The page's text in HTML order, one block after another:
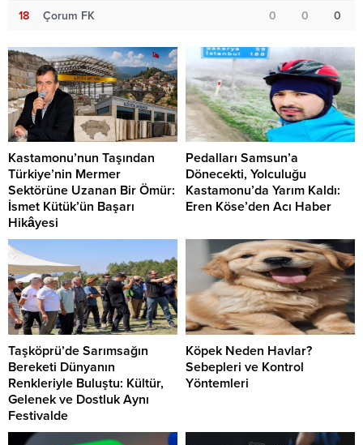
18 Çorum FK 0 0 0
Kastamonu’nun Taşından
Türkiye’nin Mermer
Sektörüne Uzanan Bir Ömür:
İsmet Kütük’ün Başarı
Hikâyesi
Pedalları Samsun’a
Dönecekti, Yolculuğu
Kastamonu’da Yarım Kaldı:
Eren Köse’den Acı Haber
Taşköprü’de Sarımsağın
Bereketi Dünyanın
Renkleriyle Buluştu: Kültür,
Gelenek ve Dostluk Aynı
Festivalde
Köpek Neden Havlar?
Sebepleri ve Kontrol
Yöntemleri